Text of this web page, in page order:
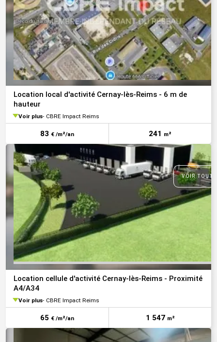
Location local d'activité Cernay-lès-Reims - 6 m de
hauteur
Voir plus CBRE Impact Reims
83 € /m²/an 241 m²
VOIR
Location cellule d'activité Cernay-lès-Reims - Proximité
A4/A34
Voir plus CBRE Impact Reims
65 € /m²/an 1 547 m²